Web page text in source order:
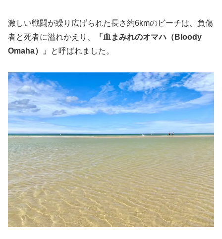
激しい戦闘が繰り広げられた長さ約6kmのビーチは、負傷
者と死者に溢れかえり、
「血まみれのオマハ（Bloody
Omaha）」
と呼ばれました。